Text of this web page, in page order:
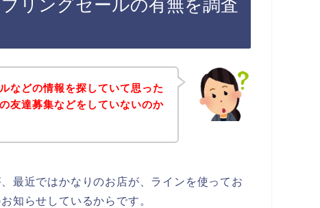
リングセールの有無を調査
などの情報を探していて思った
友達募集などをしていないのか
最近ではかなりのお店が、ラインを使ってお
知らせしているからです。